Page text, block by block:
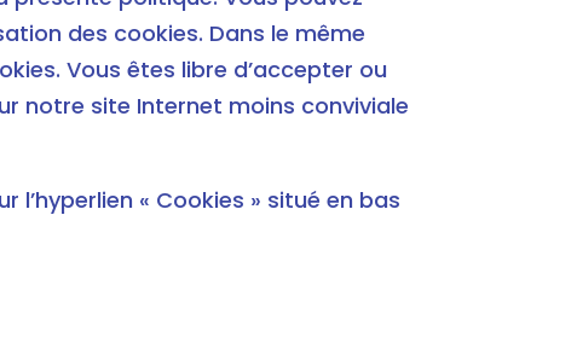
des cookies. Dans le même
Vous êtes libre d’accepter ou
notre site Internet moins conviviale
« Cookies » situé en bas